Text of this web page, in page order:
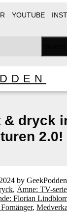
YOUTUBE
& dryck
2.0!
by GeekPodden
, Ämne: TV-serie
Florian
,